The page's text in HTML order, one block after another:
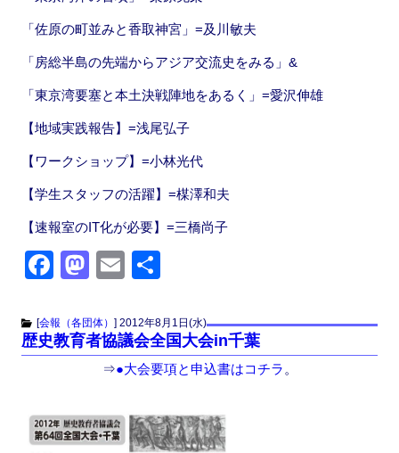
「佐原の町並みと香取神宮」=及川敏夫
「房総半島の先端からアジア交流史をみる」&
「東京湾要塞と本土決戦陣地をあるく」=愛沢伸雄
【地域実践報告】=浅尾弘子
【ワークショップ】=小林光代
【学生スタッフの活躍】=楳澤和夫
【速報室のIT化が必要】=三橋尚子
F
c
e
o
o
M
st
o
d
o
n
E
ail
[会報（各団体） ] 2012年8月1日(水)
歴史教育者協議会全国大会in千葉
⇒●大会要項と申込書はコチラ 。